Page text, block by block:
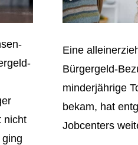
nicht
Eine
Bürgergeld-
minderjährige
bekam, hat
Jobcenters